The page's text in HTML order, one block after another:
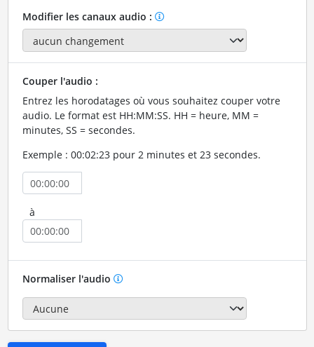
Modifier les canaux audio :
Couper l'audio :
Entrez les horodatages où vous souhaitez couper votre
audio. Le format est HH:MM:SS. HH = heure, MM =
minutes, SS = secondes.
Exemple : 00:02:23 pour 2 minutes et 23 secondes.
à
Normaliser l'audio